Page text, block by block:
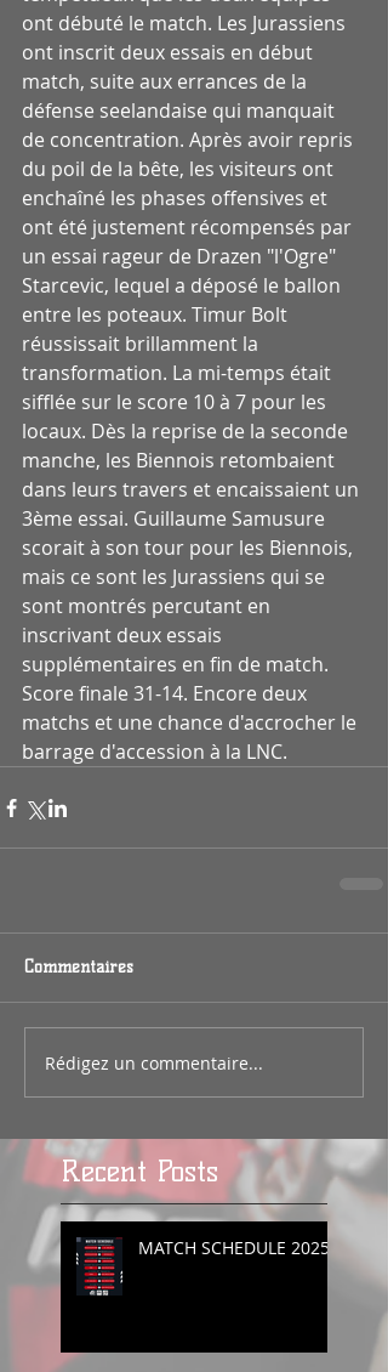
ont débuté le match. Les Jurassiens
ont inscrit deux essais en début
match, suite aux errances de la
défense seelandaise qui manquait
de concentration. Après avoir repris
du poil de la bête, les visiteurs ont
enchaîné les phases offensives et
ont été justement récompensés par
un essai rageur de Drazen "l'Ogre"
Starcevic, lequel a déposé le ballon
entre les poteaux. Timur Bolt
réussissait brillamment la
transformation. La mi-temps était
sifflée sur le score 10 à 7 pour les
locaux. Dès la reprise de la seconde
manche, les Biennois retombaient
dans leurs travers et encaissaient un
3ème essai. Guillaume Samusure
scorait à son tour pour les Biennois,
mais ce sont les Jurassiens qui se
sont montrés percutant en
inscrivant deux essais
supplémentaires en fin de match.
Score finale 31-14. Encore deux
matchs et une chance d'accrocher le
barrage d'accession à la LNC.
Commentaires
Rédigez un commentaire...
Recent Posts
MATCH SCHEDULE 2025